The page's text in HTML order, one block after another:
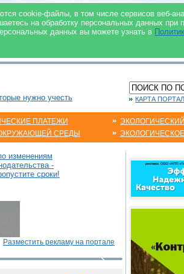
cookie-файлы, в том числе сервисов веб-
на обработку персональных данных
данных вы можете узнать в
В ИНТЕРНЕТ
нужно учесть КАРТА
ПЛАТЕЖИ
СРЕДЫ
изменениям
-
сроки!
Разместить рекламу на портале